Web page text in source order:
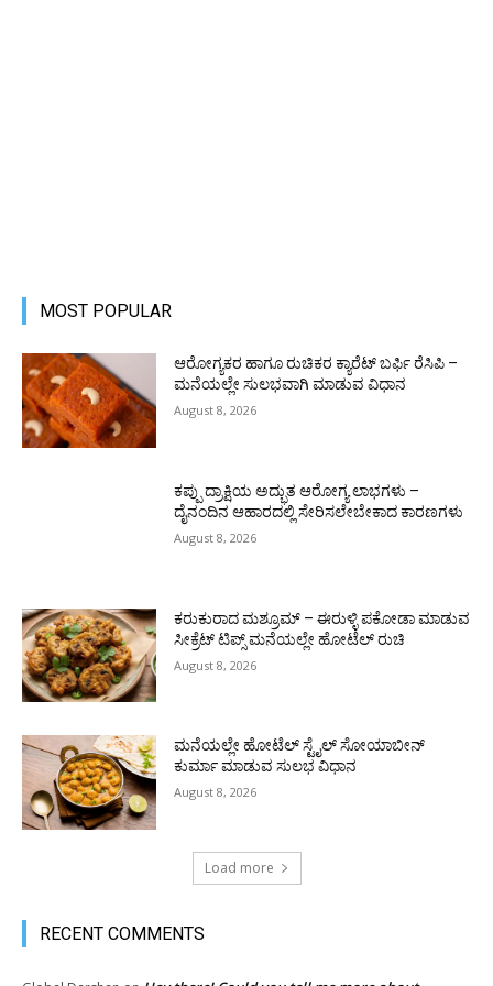
MOST POPULAR
ಆರೋಗ್ಯಕರ ಹಾಗೂ ರುಚಿಕರ ಕ್ಯಾರೆಟ್ ಬರ್ಫಿ ರೆಸಿಪಿ –
ಮನೆಯಲ್ಲೇ ಸುಲಭವಾಗಿ ಮಾಡುವ ವಿಧಾನ
August 8, 2026
ಕಪ್ಪು ದ್ರಾಕ್ಷಿಯ ಅದ್ಭುತ ಆರೋಗ್ಯ ಲಾಭಗಳು –
ದೈನಂದಿನ ಆಹಾರದಲ್ಲಿ ಸೇರಿಸಲೇಬೇಕಾದ ಕಾರಣಗಳು
August 8, 2026
ಕರುಕುರಾದ ಮಶ್ರೂಮ್ – ಈರುಳ್ಳಿ ಪಕೋಡಾ ಮಾಡುವ
ಸೀಕ್ರೆಟ್ ಟಿಪ್ಸ್ ಮನೆಯಲ್ಲೇ ಹೋಟೆಲ್ ರುಚಿ
August 8, 2026
ಮನೆಯಲ್ಲೇ ಹೋಟೆಲ್ ಸ್ಟೈಲ್ ಸೋಯಾಬೀನ್
ಕುರ್ಮಾ ಮಾಡುವ ಸುಲಭ ವಿಧಾನ
August 8, 2026
Load more
RECENT COMMENTS